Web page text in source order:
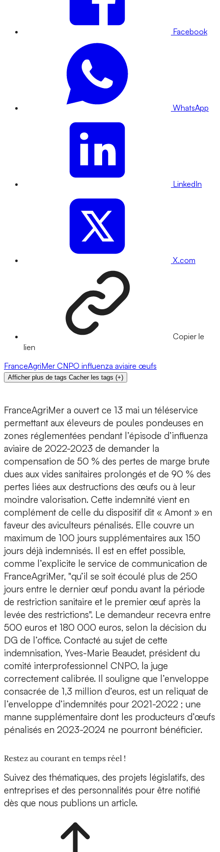
Facebook
WhatsApp
LinkedIn
X.com
Copier le
lien
FranceAgriMer CNPO influenza aviaire œufs
Afficher plus de tags Cacher les tags (+)
FranceAgriMer a ouvert ce 13 mai un téléservice
permettant aux éleveurs de poules pondeuses en
zones réglementées pendant l’épisode d’influenza
aviaire de 2022-2023 de demander la
compensation de 50 % des pertes de marge brute
dues aux vides sanitaires prolongés et de 90 % des
pertes liées aux destructions des œufs ou à leur
moindre valorisation. Cette indemnité vient en
complément de celle du dispositif dit « Amont » en
faveur des aviculteurs pénalisés. Elle couvre un
maximum de 100 jours supplémentaires aux 150
jours déjà indemnisés. Il est en effet possible,
comme l’explicite le service de communication de
FranceAgriMer, "qu’il se soit écoulé plus de 250
jours entre le dernier œuf pondu avant la période
de restriction sanitaire et le premier œuf après la
levée des restrictions". Le demandeur recevra entre
500 euros et 180 000 euros, selon la décision du
DG de l’office. Contacté au sujet de cette
indemnisation, Yves-Marie Beaudet, président du
comité interprofessionnel CNPO, la juge
correctement calibrée. Il souligne que l’enveloppe
consacrée de 1,3 million d’euros, est un reliquat de
l’enveloppe d’indemnités pour 2021-2022 ; une
manne supplémentaire dont les producteurs d’œufs
pénalisés en 2023-2024 ne pourront bénéficier.
Restez au courant en temps réel !
Suivez des thématiques, des projets législatifs, des
entreprises et des personnalités pour être notifié
dès que nous publions un article.